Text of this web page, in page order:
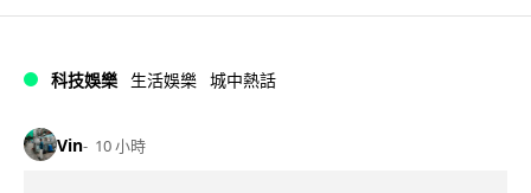
科技娛樂 生活娛樂 城中熱話
Vin 10 小時